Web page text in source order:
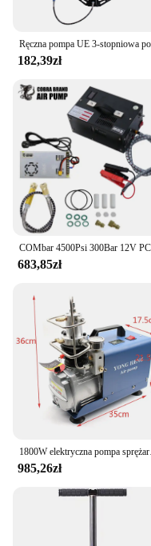
182,39zł
683,85zł
985,26zł